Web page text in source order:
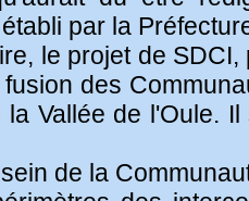
par la
le projet de
des
Vallée de l'Oule.
de la